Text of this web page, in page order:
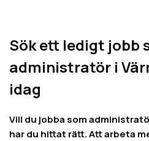
Sök ett ledigt jobb
administratör i
idag
Vill du jobba som
har du hittat rätt. Att arbeta